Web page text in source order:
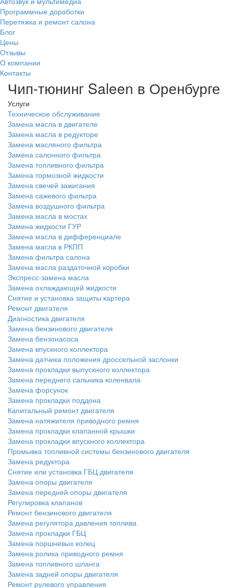
Программные доработки
Перетяжка и ремонт салона
Блог
Цены
Отзывы
О компании
Контакты
Чип-тюнинг Saleen в Оренбурге
Услуги
Техническое обслуживание
Замена масла в двигателе
Замена масла в редукторе
Замена масляного фильтра
Замена салонного фильтра
Замена топливного фильтра
Замена тормозной жидкости
Замена свечей зажигания
Замена сажевого фильтра
Замена воздушного фильтра
Замена масла в мостах
Замена жидкости ГУР
Замена масла в дифференциале
Замена масла в РКПП
Замена фильтра салона
Замена масла раздаточной коробки
Экспресс-замена масла
Замена охлаждающей жидкости
Снятие и установка защиты картера
Ремонт двигателя
Диагностика двигателя
Замена бензинового двигателя
Замена бензонасоса
Замена впускного коллектора
Замена датчика положения дроссельной заслонки
Замена прокладки выпускного коллектора
Замена переднего сальника коленвала
Замена форсунок
Замена прокладки поддона
Капитальный ремонт двигателя
Замена натяжителя приводного ремня
Замена прокладки клапанной крышки
Замена прокладки впускного коллектора
Промывка топливной системы бензинового двигателя
Замена редуктора
Снятие или установка ГБЦ двигателя
Замена опоры двигателя
Замена передней опоры двигателя
Регулировка клапанов
Ремонт бензинового двигателя
Замена регулятора давления топлива
Замена прокладки ГБЦ
Замена поршневых колец
Замена ролика приводного ремня
Замена топливного шланга
Замена задней опоры двигателя
Ремонт рулевого управления